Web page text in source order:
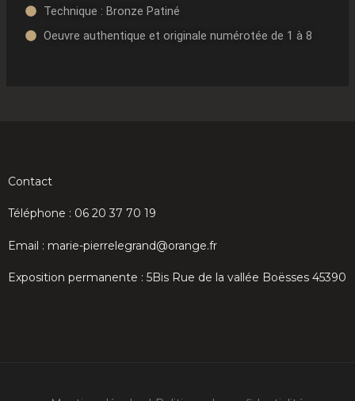
Technique : Bronze Patiné
Oeuvre authentique et originale numérotée de 1 à 8
Contact
Téléphone : 06 20 37 70 19
Email : marie-pierrelegrand@orange.fr
Exposition permanente : 5Bis Rue de la vallée Boësses 45390